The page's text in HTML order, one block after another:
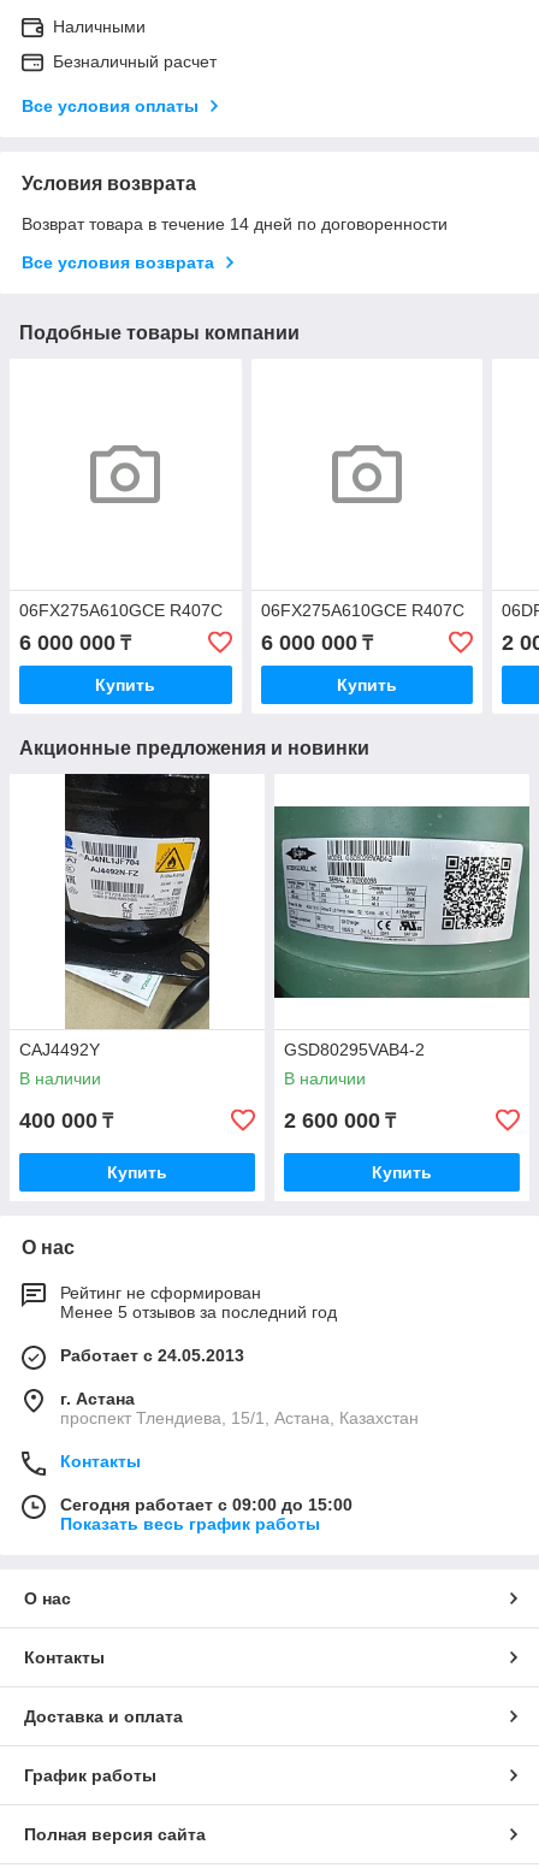
Наличными
Безналичный расчет
Все условия оплаты
Условия возврата
Возврат товара в течение 14 дней по договоренности
Все условия возврата
Подобные товары компании
06FX275A610GCE R407C
6 000 000 ₸
Купить
06FX275A610GCE R407C
6 000 000₸
Купить
2
Акционные предложения и новинки
CAJ4492Y
В наличии
400 000 ₸
Купить
GSD80295VAB4-2
В наличии
2 600 000 ₸
Купить
О нас
Рейтинг не сформирован
Менее 5 отзывов за последний год
Работает с 24.05.2013
г. Астана
проспект Тлендиева, 15/1, Астана, Казахстан
Контакты
Сегодня работает с 09:00 до 15:00
Показать весь график работы
О нас
Контакты
Доставка и оплата
График работы
Полная версия сайта